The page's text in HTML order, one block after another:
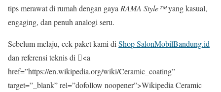
tips merawat di rumah dengan gaya RAMA Style™yang kasual,
engaging, dan penuh analogi seru.
Sebelum melaju, cek paket kami di Shop SalonMobilBandung.id
dan referensi teknis di <a
href=”https://en.wikipedia.org/wiki/Ceramic_coating”
target=”_blank” rel=”dofollow noopener”>Wikipedia Ceramic